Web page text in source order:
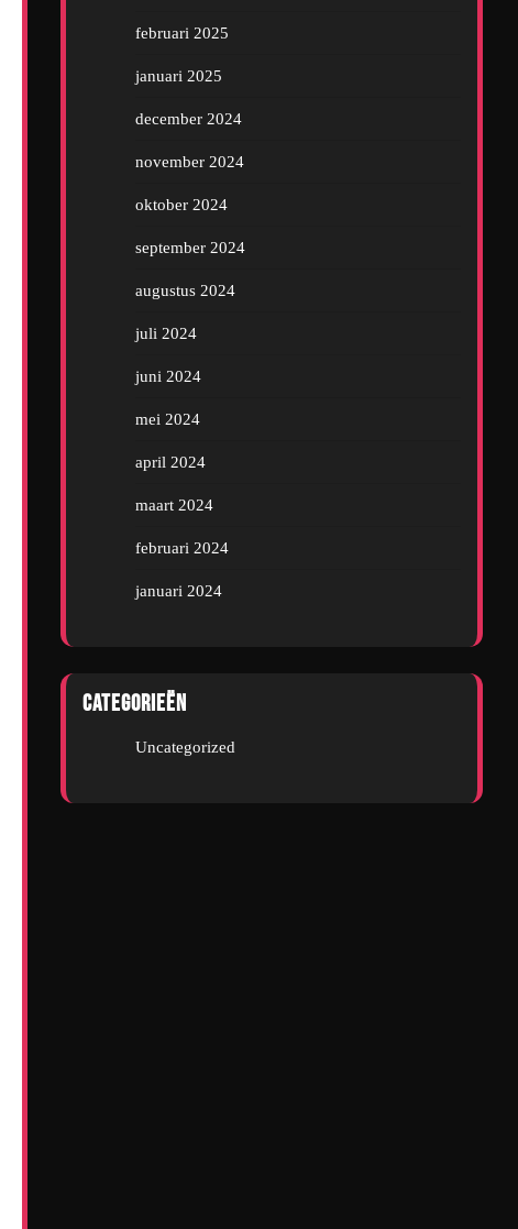
februari 2025
januari 2025
december 2024
november 2024
oktober 2024
september 2024
augustus 2024
juli 2024
juni 2024
mei 2024
april 2024
maart 2024
februari 2024
januari 2024
Categorieën
Uncategorized